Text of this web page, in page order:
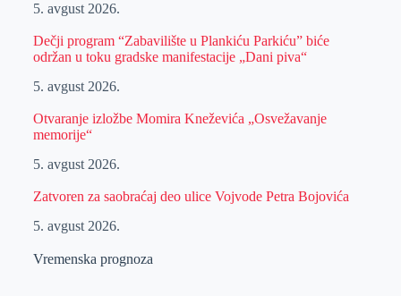
5. avgust 2026.
Dečji program “Zabavilište u Plankiću Parkiću” biće
održan u toku gradske manifestacije „Dani piva“
5. avgust 2026.
Otvaranje izložbe Momira Kneževića „Osvežavanje
memorije“
5. avgust 2026.
Zatvoren za saobraćaj deo ulice Vojvode Petra Bojovića
5. avgust 2026.
Vremenska prognoza